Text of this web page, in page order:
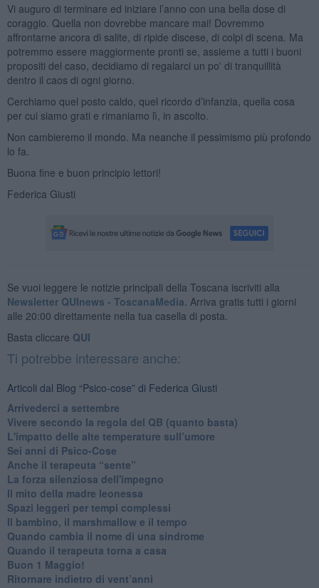
Vi auguro di terminare ed iniziare l’anno con una bella dose di
coraggio. Quella non dovrebbe mancare mai! Dovremmo
affrontarne ancora di salite, di ripide discese, di colpi di scena. Ma
potremmo essere maggiormente pronti se, assieme a tutti i buoni
propositi del caso, decidiamo di regalarci un po' di tranquillità
dentro il caos di ogni giorno.
Cerchiamo quel posto caldo, quel ricordo d’infanzia, quella cosa
per cui siamo grati e rimaniamo lì, in ascolto.
Non cambieremo il mondo. Ma neanche il pessimismo più profondo
lo fa.
Buona fine e buon principio lettori!
Federica Giusti
Se vuoi leggere le notizie principali della Toscana iscriviti alla
Newsletter QUInews - ToscanaMedia. Arriva gratis tutti i giorni
alle 20:00 direttamente nella tua casella di posta.
Basta cliccare QUI
Ti potrebbe interessare anche:
Articoli dal Blog “Psico-cose” di Federica Giusti
​Arrivederci a settembre
​Vivere secondo la regola del QB (quanto basta)
​L'impatto delle alte temperature sull’umore
Sei anni di Psico-Cose
​Anche il terapeuta “sente”
​La forza silenziosa dell'impegno
​Il mito della madre leonessa
Spazi leggeri per tempi complessi
Il bambino, il marshmallow e il tempo
​Quando cambia il nome di una sindrome
​Quando il terapeuta torna a casa
​Buon 1 Maggio!
Ritornare indietro di vent’anni